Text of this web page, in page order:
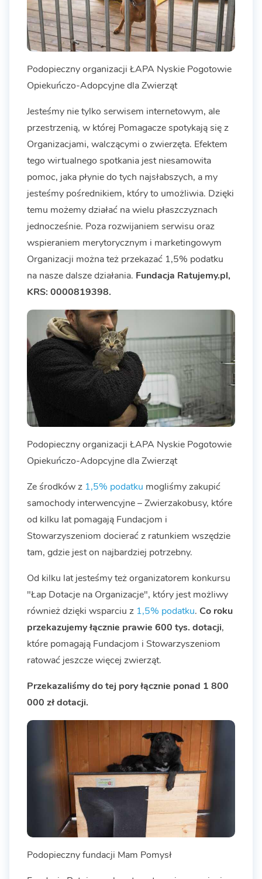
Podopieczny organizacji ŁAPA Nyskie Pogotowie
Opiekuńczo-Adopcyjne dla Zwierząt
Jesteśmy nie tylko serwisem internetowym, ale
przestrzenią, w której Pomagacze spotykają się z
Organizacjami, walczącymi o zwierzęta. Efektem
tego wirtualnego spotkania jest niesamowita
pomoc, jaka płynie do tych najsłabszych, a my
jesteśmy pośrednikiem, który to umożliwia. Dzięki
temu możemy działać na wielu płaszczyznach
jednocześnie. Poza rozwijaniem serwisu oraz
wspieraniem merytorycznym i marketingowym
Organizacji można też przekazać 1,5% podatku
na nasze dalsze działania. Fundacja Ratujemy.pl,
KRS: 0000819398.
Podopieczny organizacji ŁAPA Nyskie Pogotowie
Opiekuńczo-Adopcyjne dla Zwierząt
Ze środków z 1,5% podatku mogliśmy zakupić
samochody interwencyjne – Zwierzakobusy, które
od kilku lat pomagają Fundacjom i
Stowarzyszeniom docierać z ratunkiem wszędzie
tam, gdzie jest on najbardziej potrzebny.
Od kilku lat jesteśmy też organizatorem konkursu
"Łap Dotacje na Organizacje", który jest możliwy
również dzięki wsparciu z 1,5% podatku. Co roku
przekazujemy łącznie prawie 600 tys. dotacji,
które pomagają Fundacjom i Stowarzyszeniom
ratować jeszcze więcej zwierząt.
Przekazaliśmy do tej pory łącznie ponad 1 800
000 zł dotacji.
Podopieczny fundacji Mam Pomysł